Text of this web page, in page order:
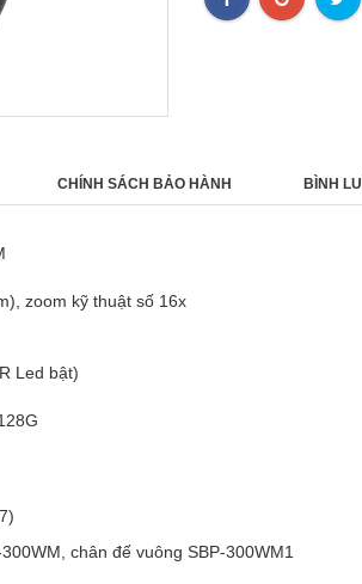
CHÍNH SÁCH BẢO HÀNH BÌNH
zoom kỹ thuật số 16x
Led bật)
chân đế vuông SBP-300WM1